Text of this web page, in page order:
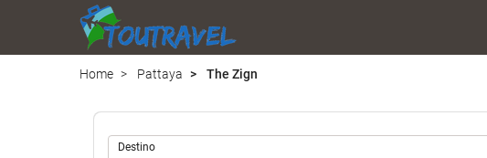
Home Pattaya The Zign
Destino